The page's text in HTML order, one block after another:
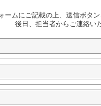
ームにご記載の上、送信ボタ
後日、担当者からご連絡い